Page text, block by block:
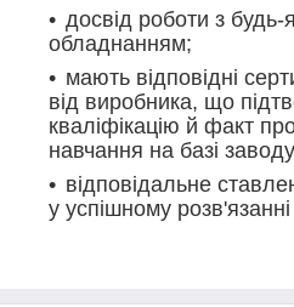
досвід роботи з
обладнанням;
мають відповідні
від виробника, що
кваліфікацію й факт
навчання на базі
відповідальне
у успішному